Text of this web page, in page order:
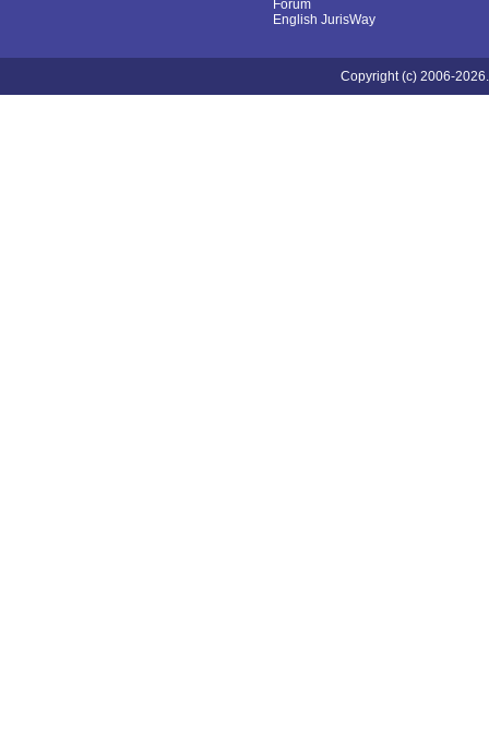
Fórum
English JurisWay
Copyright (c) 2006-